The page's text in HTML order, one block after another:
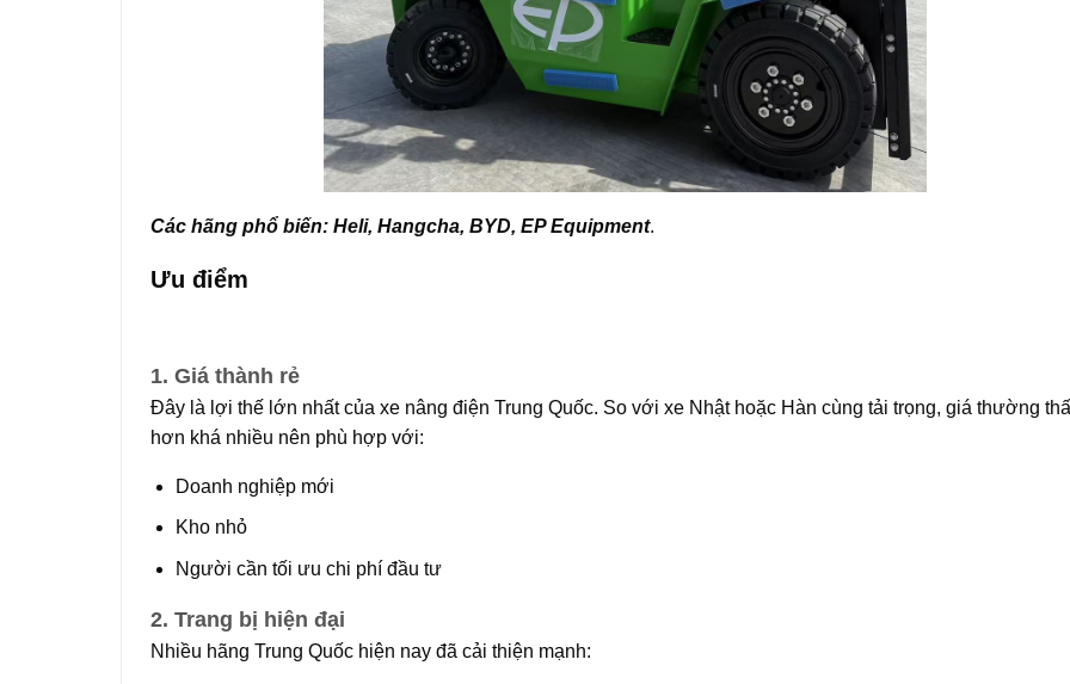
Các hãng phổ biến: Heli, Hangcha, BYD, EP Equipment.
Ưu điểm
1. Giá thành rẻ
Đây là lợi thế lớn nhất của xe nâng điện Trung Quốc. So với xe Nhật hoặc Hàn cùng tải trọng, giá thường
hơn khá nhiều nên phù hợp với:
Doanh nghiệp mới
Kho nhỏ
Người cần tối ưu chi phí đầu tư
2. Trang bị hiện đại
Nhiều hãng Trung Quốc hiện nay đã cải thiện mạnh: